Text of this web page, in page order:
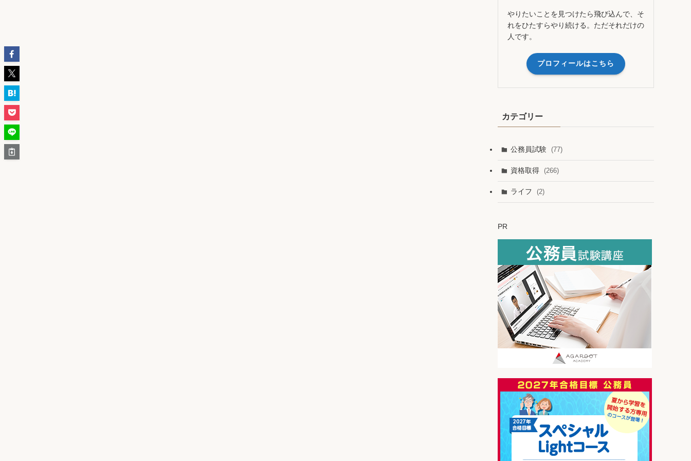
やりたいことを見つけたら飛び込んで、そ
れをひたすらやり続ける。ただそれだけの
人です。
プロフィールはこちら
カテゴリー
公務員試験 (77)
資格取得 (266)
ライフ (2)
PR